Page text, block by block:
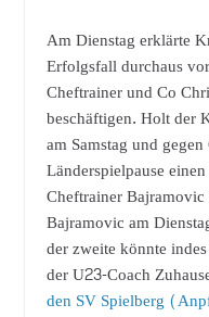
Am Dienstag erklärte
Erfolgsfall durchaus
Cheftrainer und Co
beschäftigen. Holt der
am Samstag und
Länderspielpause
Cheftrainer Bajramovic
Bajramovic am
der zweite könnte
der U23-Coach
den SV Spielberg